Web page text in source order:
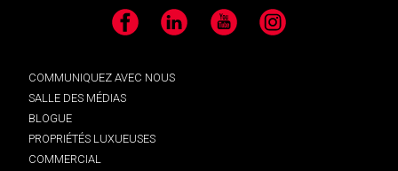
Facebook LinkedIn YouTube Instagram
COMMUNIQUEZ AVEC NOUS
SALLE DES MÉDIAS
BLOGUE
PROPRIÉTÉS LUXUEUSES
COMMERCIAL